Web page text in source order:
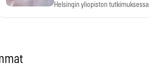
Helsingin yliopiston tutkimuksessa